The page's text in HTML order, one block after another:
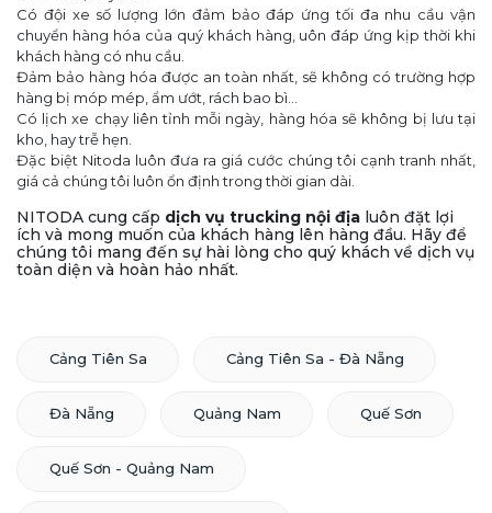
Có đội xe số lượng lớn đảm bảo đáp ứng tối đa nhu cầu vận
chuyển hàng hóa của quý khách hàng, uôn đáp ứng kịp thời khi
khách hàng có nhu cầu.
Đảm bảo hàng hóa được an toàn nhất, sẽ không có trường hợp
hàng bị móp mép, ẩm ướt, rách bao bì...
Có lịch xe chạy liên tỉnh mỗi ngày, hàng hóa sẽ không bị lưu tại
kho, hay trễ hẹn.
Đặc biệt Nitoda luôn đưa ra giá cước chúng tôi cạnh tranh nhất,
giá cả chúng tôi luôn ổn định trong thời gian dài.
NITODA cung cấp dịch vụ trucking nội địa luôn đặt lợi
ích và mong muốn của khách hàng lên hàng đầu. Hãy để
chúng tôi mang đến sự hài lòng cho quý khách về dịch vụ
toàn diện và hoàn hảo nhất.
Cảng Tiên Sa Cảng Tiên Sa - Đà Nẵng
Đà Nẵng Quảng Nam Quế Sơn
Quế Sơn - Quảng Nam